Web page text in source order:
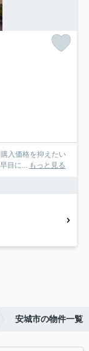
入価格を抑えたい
目に... もっと見る
安城市の物件一覧